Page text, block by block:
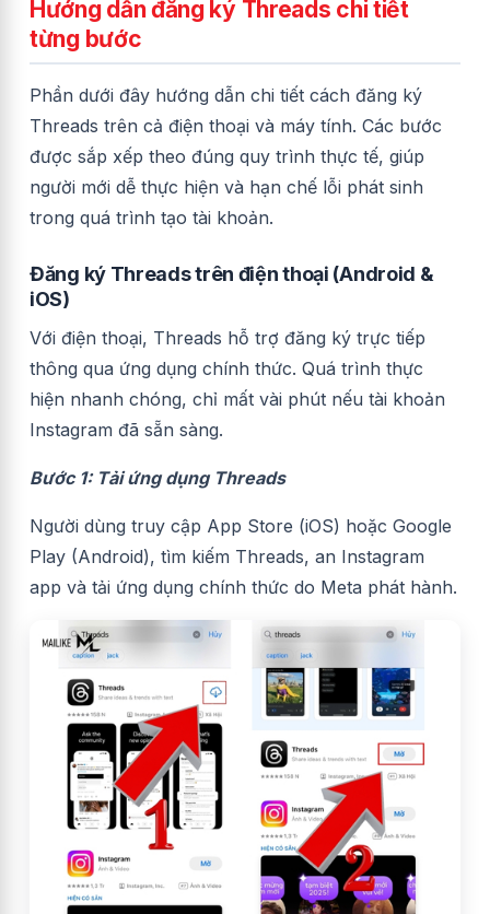
Hướng dẫn đăng ký Threads chi tiết
từng bước
Phần dưới đây hướng dẫn chi tiết cách đăng ký
Threads trên cả điện thoại và máy tính. Các bước
được sắp xếp theo đúng quy trình thực tế, giúp
người mới dễ thực hiện và hạn chế lỗi phát sinh
trong quá trình tạo tài khoản.
Đăng ký Threads trên điện thoại (Android &
iOS)
Với điện thoại, Threads hỗ trợ đăng ký trực tiếp
thông qua ứng dụng chính thức. Quá trình thực
hiện nhanh chóng, chỉ mất vài phút nếu tài khoản
Instagram đã sẵn sàng.
Bước 1: Tải ứng dụng Threads
Người dùng truy cập App Store (iOS) hoặc Google
Play (Android), tìm kiếm Threads, an Instagram
app và tải ứng dụng chính thức do Meta phát hành.